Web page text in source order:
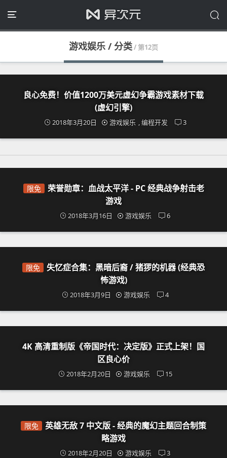
游戏娱乐 / 分类/ 第12页
良心免费！价值1200万美元虚幻争霸游戏素材下载
(虚幻引擎)
2018年3月20日 游戏娱乐 编程开发 3
限免
荣誉勋章：血战太平洋 - PC 经典战争射击老
游戏
2018年3月16日 游戏娱乐 6
限免
失忆症合集：黑暗后裔 / 猪猡的机器 (经典恐
怖游戏)
2018年3月9日 游戏娱乐 4
4K 高清重制版《帝国时代：决定版》正式上架！国
区良心价
2018年2月20日 游戏娱乐 15
限免
英雄无敌 7 中文版 - 经典的魔幻主题回合制策
略游戏
2018年2月20日 游戏娱乐 3